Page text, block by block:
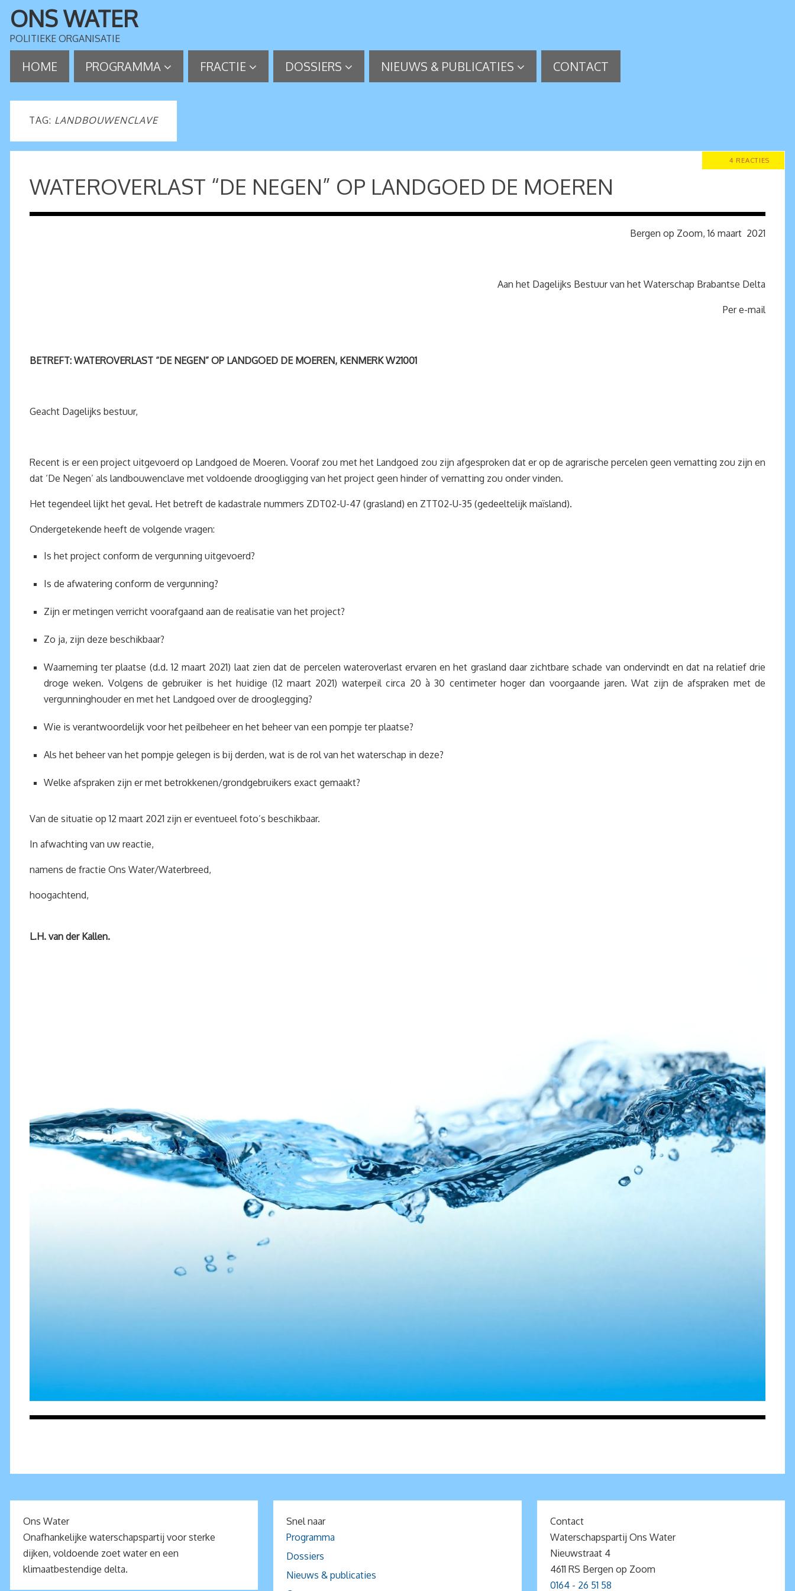
ONS WATER
POLITIEKE ORGANISATIE
HOME PROGRAMMA FRACTIE DOSSIERS NIEUWS & PUBLICATIES CONTACT
TAG: LANDBOUWENCLAVE
4 REACTIES
WATEROVERLAST “DE NEGEN” OP LANDGOED DE MOEREN
Bergen op Zoom, 16 maart 2021
Aan het Dagelijks Bestuur van het Waterschap Brabantse Delta
Per e-mail
BETREFT: WATEROVERLAST “DE NEGEN” OP LANDGOED DE MOEREN, KENMERK W21001
Geacht Dagelijks bestuur,
Recent is er een project uitgevoerd op Landgoed de Moeren. Vooraf zou met het Landgoed zou zijn afgesproken dat er op de agrarische percelen geen vernatting zou zijn en
dat ‘De Negen’ als landbouwenclave met voldoende droogligging van het project geen hinder of vernatting zou onder vinden.
Het tegendeel lijkt het geval. Het betreft de kadastrale nummers ZDT02-U-47 (grasland) en ZTT02-U-35 (gedeeltelijk maïsland).
Ondergetekende heeft de volgende vragen:
Is het project conform de vergunning uitgevoerd?
Is de afwatering conform de vergunning?
Zijn er metingen verricht voorafgaand aan de realisatie van het project?
Zo ja, zijn deze beschikbaar?
Waarneming ter plaatse (d.d. 12 maart 2021) laat zien dat de percelen wateroverlast ervaren en het grasland daar zichtbare schade van ondervindt en dat na relatief drie
droge weken. Volgens de gebruiker is het huidige (12 maart 2021) waterpeil circa 20 à 30 centimeter hoger dan voorgaande jaren. Wat zijn de afspraken met de
vergunninghouder en met het Landgoed over de drooglegging?
Wie is verantwoordelijk voor het peilbeheer en het beheer van een pompje ter plaatse?
Als het beheer van het pompje gelegen is bij derden, wat is de rol van het waterschap in deze?
Welke afspraken zijn er met betrokkenen/grondgebruikers exact gemaakt?
Van de situatie op 12 maart 2021 zijn er eventueel foto’s beschikbaar.
In afwachting van uw reactie,
namens de fractie Ons Water/Waterbreed,
hoogachtend,
L.H. van der Kallen.
Ons Water
Onafhankelijke waterschapspartij voor sterke
dijken, voldoende zoet water en een
klimaatbestendige delta.
Snel naar
Programma
Dossiers
Nieuws & publicaties
Contact
Waterschapspartij Ons Water
Nieuwstraat 4
4611 RS Bergen op Zoom
0164 - 26 51 58